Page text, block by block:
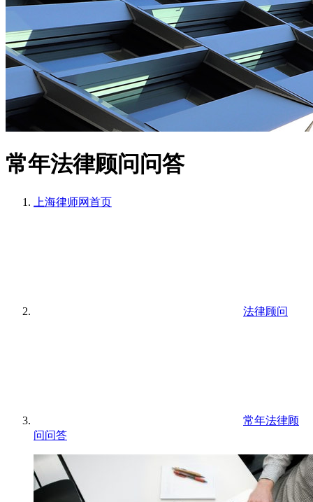
常年法律顾问问答
上海律师网首页
法律顾问
常年法律顾
问问答